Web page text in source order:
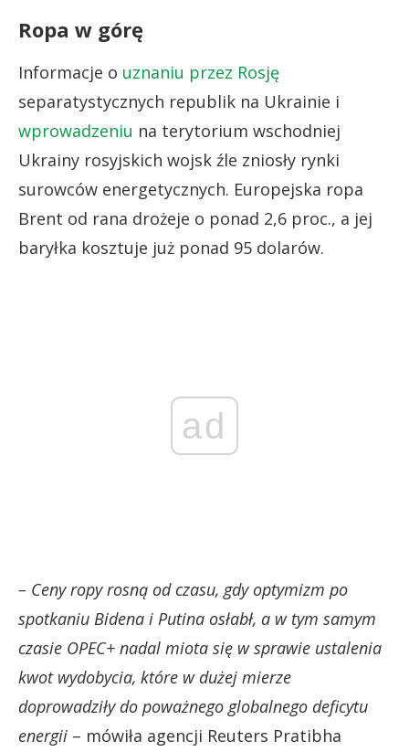
Ropa w górę
Informacje o uznaniu przez Rosję
separatystycznych republik na Ukrainie i
wprowadzeniu na terytorium wschodniej
Ukrainy rosyjskich wojsk źle zniosły rynki
surowców energetycznych. Europejska ropa
Brent od rana drożeje o ponad 2,6 proc., a jej
baryłka kosztuje już ponad 95 dolarów.
ad
– Ceny ropy rosną od czasu, gdy optymizm po
spotkaniu Bidena i Putina osłabł, a w tym samym
czasie OPEC+ nadal miota się w sprawie ustalenia
kwot wydobycia, które w dużej mierze
doprowadziły do poważnego globalnego deficytu
energii – mówiła agencji Reuters Pratibha